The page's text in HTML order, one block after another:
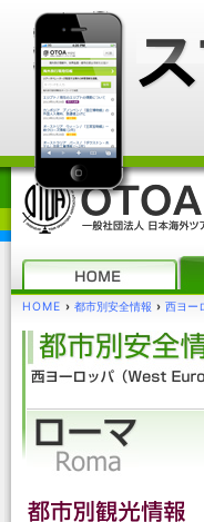
HOME › 都市別安全情報 › 西ヨー